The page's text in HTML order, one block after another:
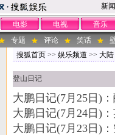
新闻
电影 电视
音乐
专题 评论 笑话
搜狐首页 >> 娱乐频道 >> 大陆
登山日记
大鹏日记(7月25日)
大鹏日记(7月24日)
大鹏日记(7月23日)